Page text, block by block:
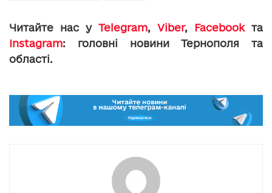
Читайте нас у Telegram, Viber, Facebookта
Instagram: головні новини Тернополя та
області.